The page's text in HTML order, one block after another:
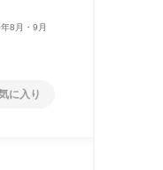
8月・9月
に入り